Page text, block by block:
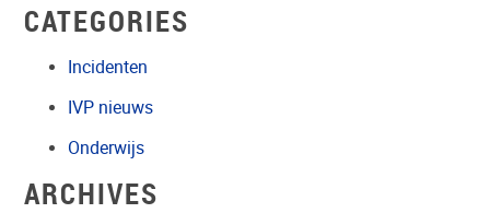
CATEGORIES
Incidenten
IVP nieuws
Onderwijs
ARCHIVES